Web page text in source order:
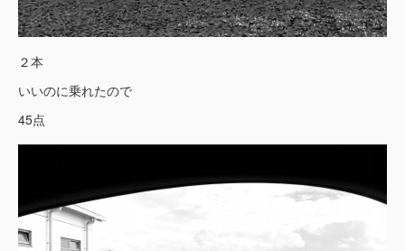
２本
いいのに乗れたので
45点